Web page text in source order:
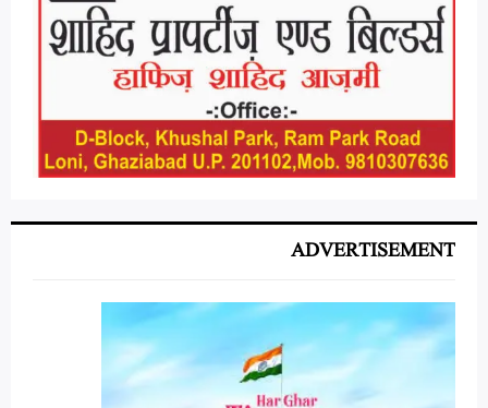
ADVERTISEMENT